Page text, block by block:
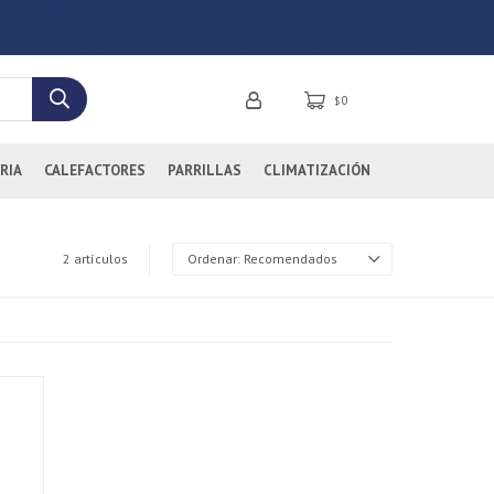
CALEFACTORES PARRILLAS CLIMATIZACIÓN
$0
2 artículos Recomendados